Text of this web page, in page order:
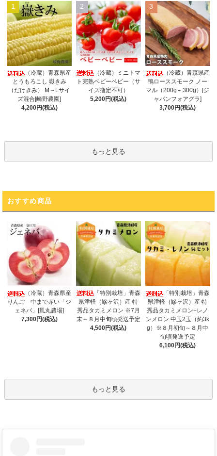
1
（冷蔵）青森県産
とうもろこし 嶽きみ
（だけきみ） M～Lサイ
ズ混合[崎野農園]
4,200円(税込)
2
（冷蔵）ミニトマ
ト完熟ベビーベビー（サ
イズ指定不可）
5,200円(税込)
3
（冷蔵）青森県産
鴨ローススモーク ノー
マル（200g～300g）[ジ
ャパンフォアグラ]
3,700円(税込)
もっと見る
おすすめ商品
（冷蔵）青森県産
りんご 中まで赤い「ジ
ェネバ」[風丸農場]
7,300円(税込)
「特別栽培」青森
県津軽（鰺ヶ沢）産 特
秀品タカミメロン ※7月
末～８月中旬頃発送予定
4,500円(税込)
「特別栽培」青森
県津軽（鰺ヶ沢）産 特
秀品タカミメロン+レノ
ンメロン 中玉2玉（約3k
g）※８月初旬～８月中
旬頃発送予定
6,100円(税込)
もっと見る